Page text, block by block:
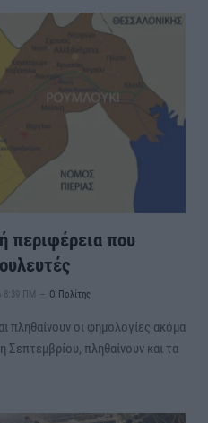
περιφέρεια που
8:39 ΠΜ Ο Πολίτης
πληθαίνουν οι φημολογίες ακόμα
Σεπτεμβρίου, πληθαίνουν και τα